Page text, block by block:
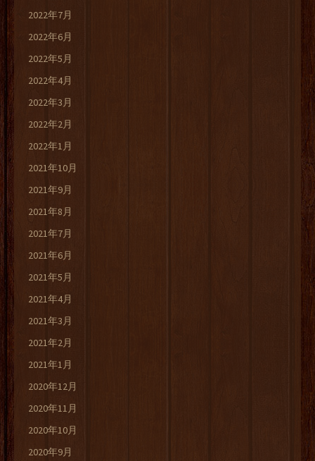
2022年7月
2022年6月
2022年5月
2022年4月
2022年3月
2022年2月
2022年1月
2021年10月
2021年9月
2021年8月
2021年7月
2021年6月
2021年5月
2021年4月
2021年3月
2021年2月
2021年1月
2020年12月
2020年11月
2020年10月
2020年9月